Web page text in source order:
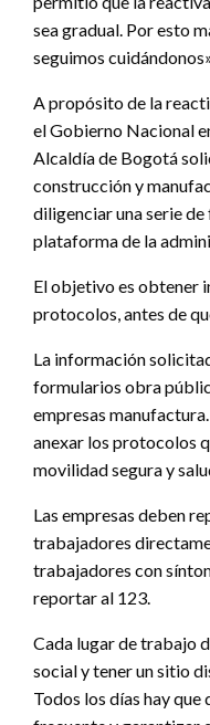
sea gradual. Por esto
seguimos
A propósito de la
el Gobierno Nacional
Alcaldía de Bogotá
construcción y
diligenciar una serie
plataforma de la
El objetivo es obtener
protocolos, antes de
La información
formularios obra
empresas
anexar los protocolos
movilidad segura y
Las empresas deben
trabajadores
trabajadores con
reportar al 123.
Cada lugar de trabajo
social y tener un sitio
Todos los días hay